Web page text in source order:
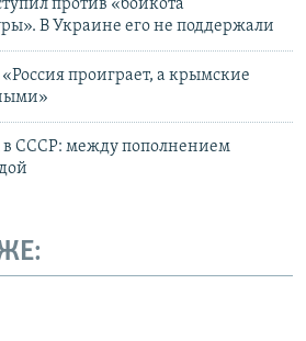
против «бойкота
В Украине его не поддержали
проиграет, а крымские
СССР: между пополнением